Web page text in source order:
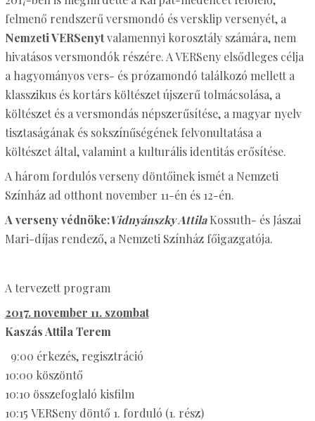
felmenő rendszerű versmondó és versklip versenyét, a
Nemzeti VERSenytvalamennyi korosztály számára, nem
hivatásos versmondók részére. A VERSeny elsődleges célja
a hagyományos vers- és prózamondó találkozó mellett a
klasszikus és kortárs költészet újszerű tolmácsolása, a
költészet és a versmondás népszerűsítése, a magyar nyelv
tisztaságának és sokszínűségének felvonultatása a
költészet által, valamint a kulturális identitás erősítése.
A három fordulós verseny döntőinek ismét a Nemzeti
Színház ad otthont november 11-én és 12-én.
A verseny védnöke:Vidnyánszky AttilaKossuth- és Jászai
Mari-díjas rendező, a Nemzeti Színház főigazgatója.
A tervezett program
2017. november 11. szombat
Kaszás Attila Terem
9:00 érkezés, regisztráció
10:00 köszöntő
10:10 összefoglaló kisfilm
10:15 VERSeny döntő 1. forduló (1. rész)